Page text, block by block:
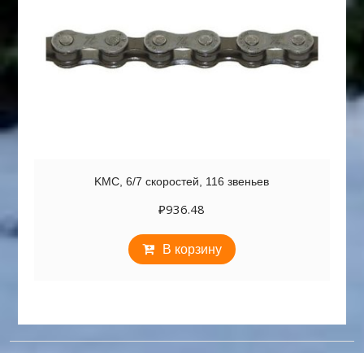
KMC, 6/7 скоростей, 116 звеньев
₽936.48
В корзину